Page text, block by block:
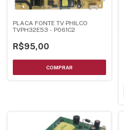
PLACA FONTE TV PHILCO
TVPH32E53 - P061C2
R$95,00